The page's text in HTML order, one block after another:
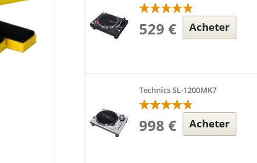
529 € Acheter
Technics SL-1200MK7
998 € Acheter